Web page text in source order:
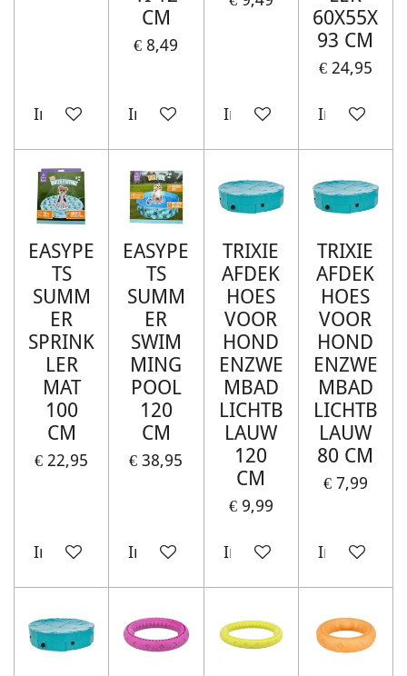
In winkelwagen
CM
€ 8,49
In winkelwagenIn winkelwagen
60X55X
93 CM
€ 24,95
In
EASYPE
TS
SUMM
ER
SPRINK
LER
MAT
100
CM
€ 22,95
In winkelwagen
EASYPE
TS
SUMM
ER
SWIM
MING
POOL
120
CM
€ 38,95
In winkelwagen
TRIXIE
AFDEK
HOES
VOOR
HOND
ENZWE
MBAD
LICHTB
LAUW
120
CM
€ 9,99
In winkelwagen
TRIXIE
AFDEK
HOES
VOOR
HOND
ENZWE
MBAD
LICHTB
LAUW
80 CM
€ 7,99
In